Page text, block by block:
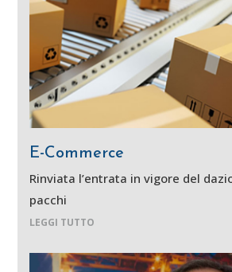
E-Commerce
Rinviata l’entrata in vigore del
pacchi
LEGGI TUTTO